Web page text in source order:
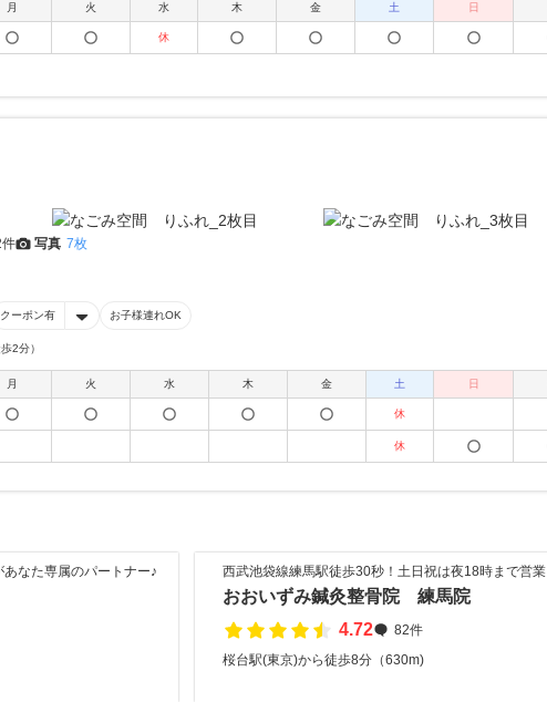
月
火 水 木 金 土 日
休
写真 7枚
クーポン有 お子様連れOK
2分）
月
火 水 木 金 土 日
休
休
あなた専属のパートナー♪
西武池袋線練馬駅徒歩30秒！土日祝は夜18時まで営業
おおいずみ鍼灸整骨院 練馬院
4.72
82件
桜台駅(東京)から徒歩8分（630m)